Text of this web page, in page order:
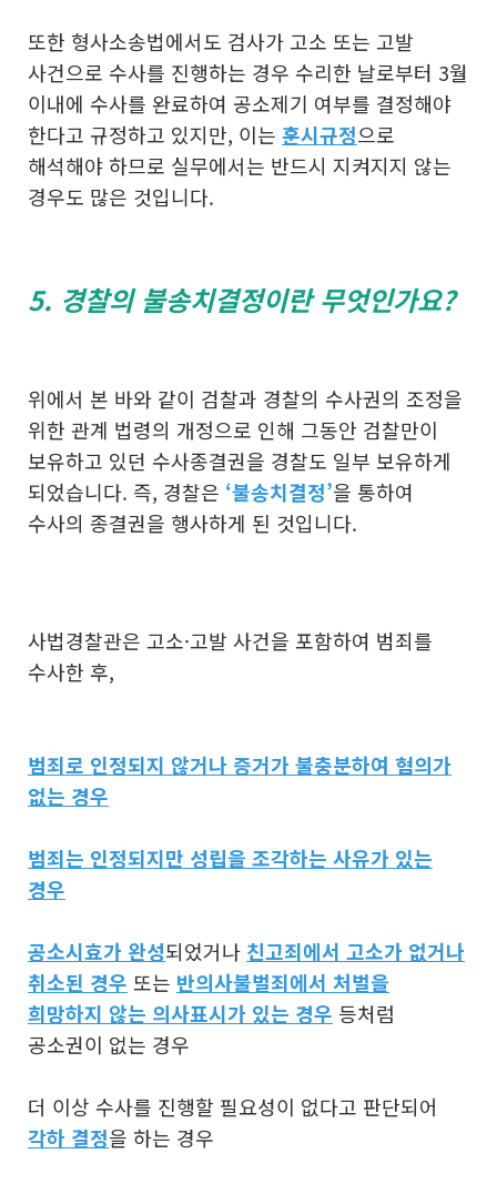
또한 형사소송법에서도 검사가 고소 또는 고발
사건으로 수사를 진행하는 경우 수리한 날로부터 3월
이내에 수사를 완료하여 공소제기 여부를 결정해야
한다고 규정하고 있지만, 이는 훈시규정으로
해석해야 하므로 실무에서는 반드시 지켜지지 않는
경우도 많은 것입니다.
5. 경찰의 불송치결정이란 무엇인가요?
위에서 본 바와 같이 검찰과 경찰의 수사권의 조정을
위한 관계 법령의 개정으로 인해 그동안 검찰만이
보유하고 있던 수사종결권을 경찰도 일부 보유하게
되었습니다. 즉, 경찰은 ‘불송치결정’을 통하여
수사의 종결권을 행사하게 된 것입니다.
사법경찰관은 고소·고발 사건을 포함하여 범죄를
수사한 후,
범죄로 인정되지 않거나 증거가 불충분하여 혐의가
없는 경우
범죄는 인정되지만 성립을 조각하는 사유가 있는
경우
공소시효가 완성되었거나 친고죄에서 고소가 없거나
취소된 경우 또는 반의사불벌죄에서 처벌을
희망하지 않는 의사표시가 있는 경우 등처럼
공소권이 없는 경우
더 이상 수사를 진행할 필요성이 없다고 판단되어
각하 결정을 하는 경우